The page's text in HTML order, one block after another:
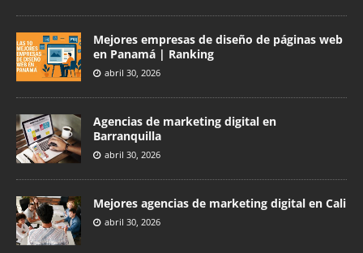
Mejores empresas de diseño de páginas web
en Panamá | Ranking
abril 30, 2026
Agencias de marketing digital en
Barranquilla
abril 30, 2026
Mejores agencias de marketing digital en Cali
abril 30, 2026